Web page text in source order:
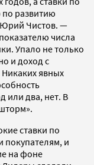
развитию
Юрий Чистов. —
числа
Упало не только
и доход с
явных
или два, нет. В
ставки по
покупателям, и
на фоне